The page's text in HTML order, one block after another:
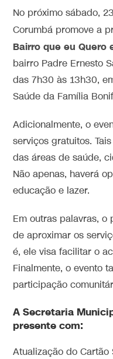
No próximo sábado,
Corumbá promove a
Bairro que eu Quero
bairro Padre Ernesto
das 7h30 às 13h30,
Saúde da Família
Adicionalmente, o
serviços gratuitos.
das áreas de saúde,
Não apenas, haverá
educação e lazer.
Em outras palavras, o
de aproximar os
é, ele visa facilitar o
Finalmente, o evento
participação
A Secretaria
presente com:
Atualização do Cartão